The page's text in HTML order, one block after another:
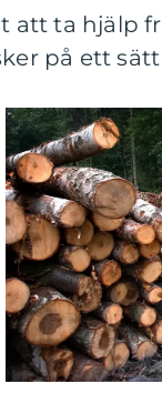
att ta hjälp
på ett